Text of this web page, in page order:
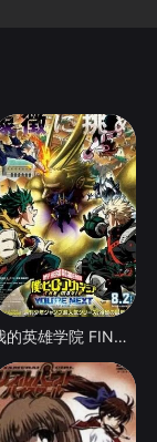
我的英雄学院 FINAL SEASON 特别篇